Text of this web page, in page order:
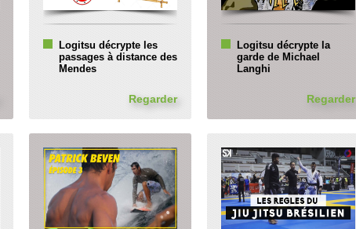
Logitsu décrypte les
passages à distance des
Mendes
Regarder
Logitsu décrypte la
garde de Michael
Langhi
Regarder